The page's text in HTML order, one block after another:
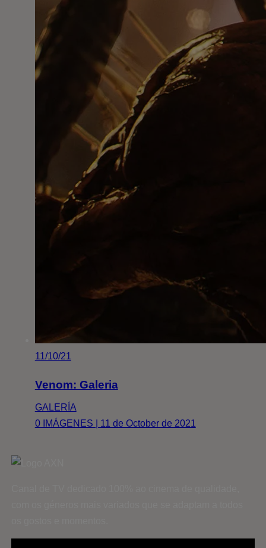
11/10/21
Venom: Galeria
GALERÍA
0 IMÁGENES | 11 de October de 2021